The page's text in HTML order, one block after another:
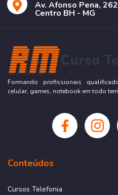
Av. Afonso Pena,
Centro BH - MG
Formando profissionais
celular, games, notebook em todo
Conteúdos
Cursos Telefonia